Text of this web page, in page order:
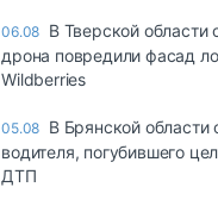
06.08 В Тверской области
дрона повредили фасад
Wildberries
05.08 В Брянской области
водителя, погубившего
ДТП